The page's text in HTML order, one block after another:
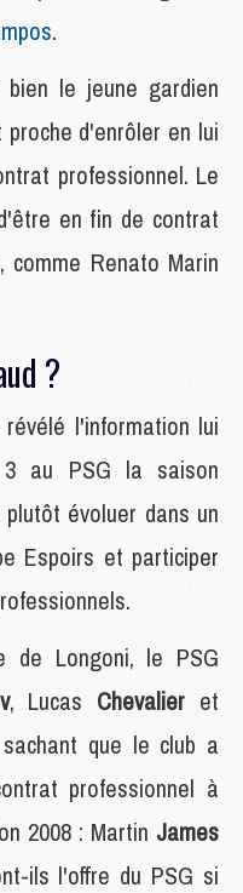
.
le jeune gardien
d'enrôler en lui
professionnel. Le
en fin de contrat
Renato Marin
?
l'information lui
au PSG la saison
évoluer dans un
Espoirs et participer
de Longoni, le PSG
, Lucas Chevalier et
que le club a
professionnel à
2008 : Martin James
ils l'offre du PSG si